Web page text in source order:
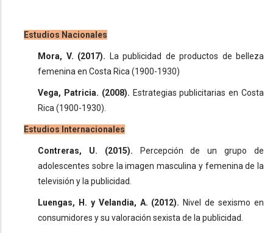
Estudios Nacionales
Mora, V. (2017). La publicidad de productos de belleza
femenina en Costa Rica (1900-1930)
Vega, Patricia. (2008). Estrategias publicitarias en Costa
Rica (1900-1930).
Estudios Internacionales
Contreras, U. (2015).
Percepción de un grupo de
adolescentes sobre la imagen masculina y femenina de la
televisión y la publicidad.
Luengas, H. y Velandia, A. (2012). Nivel de sexismo en
consumidores y su valoración sexista de la publicidad.